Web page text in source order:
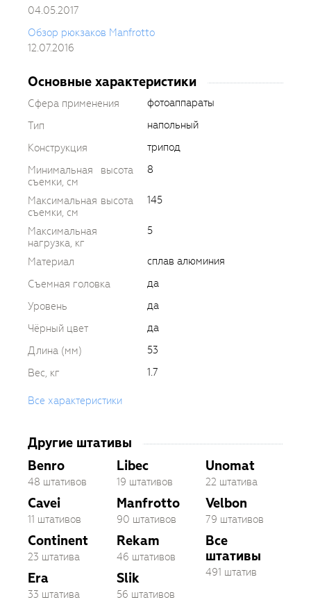
04.05.2017
Обзор рюкзаков Manfrotto
12.07.2016
Основные характеристики
Сфера применения
фотоаппараты
Тип
напольный
Конструкция
трипод
Минимальная высота
съемки, см
8
Максимальная высота
съемки, см
145
Максимальная
нагрузка, кг
5
Материал
сплав алюминия
Съемная головка
да
Уровень
да
Чёрный цвет
да
Длина (мм)
53
Вес, кг
1.7
Все характеристики
Другие штативы
Benro
48 штативов
Cavei
11 штативов
Continent
23 штатива
Era
33 штатива
Libec
19 штативов
Manfrotto
90 штативов
Rekam
46 штативов
Slik
56 штативов
Unomat
22 штатива
Velbon
79 штативов
Все
штативы
491 штатив